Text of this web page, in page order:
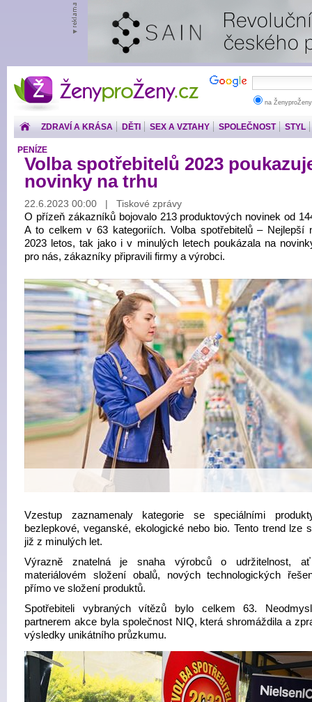
ŽenyproŽeny.cz
na
ZDRAVÍ A KRÁSA DĚTI SEX A VZTAHY SPOLEČNOST STYL
PENÍZE
Volba spotřebitelů 2023
novinky na trhu
22.6.2023 00:00 | Tiskové zprávy
O přízeň zákazníků bojovalo 213 produktových novinek od
A to celkem v 63 kategoriích. Volba spotřebitelů – Nejlepší
2023 letos, tak jako i v minulých letech poukázala na
pro nás, zákazníky připravili firmy a výrobci.
Vzestup zaznamenaly kategorie se speciálními
bezlepkové, veganské, ekologické nebo bio. Tento trend lze
již z minulých let.
Výrazně znatelná je snaha výrobců o udržitelnost,
materiálovém složení obalů, nových technologických
přímo ve složení produktů.
Spotřebiteli vybraných vítězů bylo celkem 63.
partnerem akce byla společnost NIQ, která shromáždila a
výsledky unikátního průzkumu.